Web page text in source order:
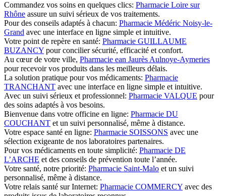
Commandez vos soins en quelques clics: Pharmacie Loire sur
Rhône assure un suivi sérieux de vos traitements.
Pour des conseils adaptés à chacun: Pharmacie Médéric Noisy-le-
Grand avec une interface en ligne simple et intuitive.
Votre point de repère en santé: Pharmacie GUILLAUME
BUZANCY pour concilier sécurité, efficacité et confort.
Au cœur de votre ville, Pharmacie ean Jaurès Aulnoye-Aymeries
pour recevoir vos produits dans les meilleurs délais.
La solution pratique pour vos médicaments: Pharmacie
TRANCHANT avec une interface en ligne simple et intuitive.
Avec un suivi sérieux et professionnel: Pharmacie VALQUE pour
des soins adaptés à vos besoins.
Bienvenue dans votre officine en ligne: Pharmacie DU
COUCHANT et un suivi personnalisé, même à distance.
Votre espace santé en ligne: Pharmacie SOISSONS avec une
sélection exigeante de nos laboratoires partenaires.
Pour vos médicaments en toute simplicité: Pharmacie DE
L’ARCHE et des conseils de prévention toute l’année.
Votre santé, notre priorité: Pharmacie Saint-Malo et un suivi
personnalisé, même à distance.
Votre relais santé sur Internet: Pharmacie COMMERCY avec des